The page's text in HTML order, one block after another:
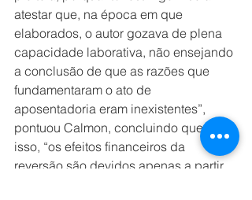
atestar que, na época em que
elaborados, o autor gozava de plena
capacidade laborativa, não ensejando
a conclusão de que as razões que
fundamentaram o ato de
aposentadoria eram inexistentes”,
pontuou Calmon, concluindo que, por
isso, “os efeitos financeiros da
reversão são devidos apenas a partir